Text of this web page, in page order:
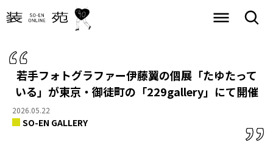
若手フォトグラファー伊藤翼の個展「たゆたって
いる」が東京・御徒町の「229gallery」にて開催
2026.05.22
SO-EN GALLERY